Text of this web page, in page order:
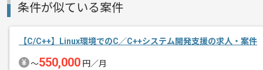
長期案件ですので腰を据えて作業され
条件が似ている案件
【C/C++】Linux環境でのC／C++システム開発支援の求人・案件
〜550,000 円／月